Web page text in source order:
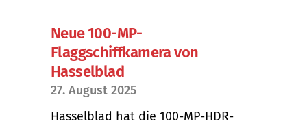
Neue 100-MP-
Flaggschiffkamera von
Hasselblad
27. August 2025
Hasselblad hat die 100-MP-HDR-